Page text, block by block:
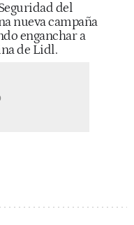
del
nueva campaña
enganchar a
de Lidl.